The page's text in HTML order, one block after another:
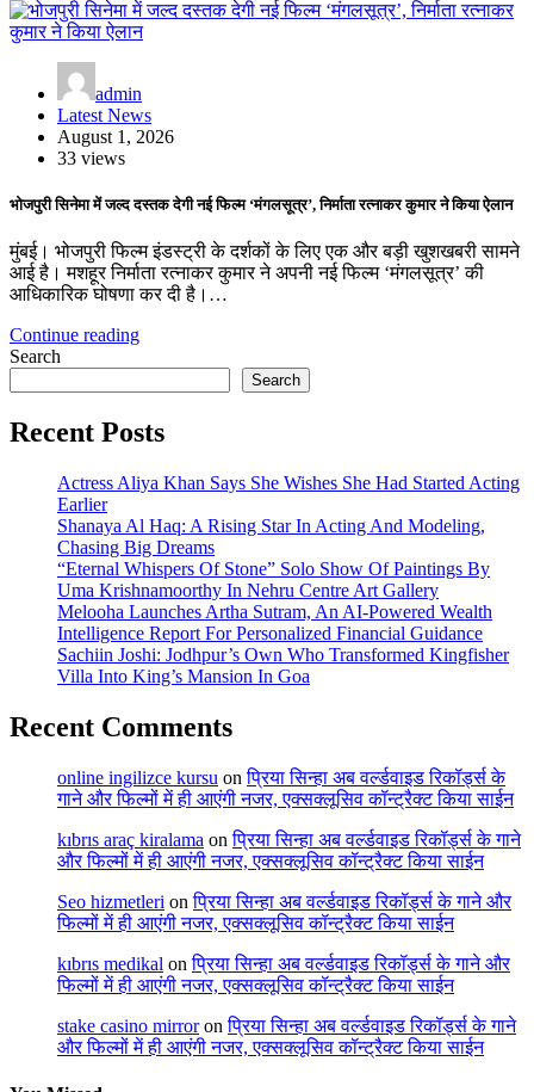
admin
Latest News
August 1, 2026
33 views
भोजपुरी सिनेमा में जल्द दस्तक देगी नई फिल्म ‘मंगलसूत्र’, निर्माता रत्नाकर कुमार ने किया ऐलान
मुंबई। भोजपुरी फिल्म इंडस्ट्री के दर्शकों के लिए एक और बड़ी खुशखबरी सामने
आई है। मशहूर निर्माता रत्नाकर कुमार ने अपनी नई फिल्म ‘मंगलसूत्र’ की
आधिकारिक घोषणा कर दी है।…
Continue reading
Search
Search
Recent Posts
Actress Aliya Khan Says She Wishes She Had Started Acting
Earlier
Shanaya Al Haq: A Rising Star In Acting And Modeling,
Chasing Big Dreams
“Eternal Whispers Of Stone” Solo Show Of Paintings By
Uma Krishnamoorthy In Nehru Centre Art Gallery
Melooha Launches Artha Sutram, An AI-Powered Wealth
Intelligence Report For Personalized Financial Guidance
Sachiin Joshi: Jodhpur’s Own Who Transformed Kingfisher
Villa Into King’s Mansion In Goa
Recent Comments
online ingilizce kursu onप्रिया सिन्हा अब वर्ल्डवाइड रिकॉर्ड्स के
गाने और फिल्मों में ही आएंगी नजर, एक्सक्लूसिव कॉन्ट्रैक्ट किया साईन
kıbrıs araç kiralama onप्रिया सिन्हा अब वर्ल्डवाइड रिकॉर्ड्स के गाने
और फिल्मों में ही आएंगी नजर, एक्सक्लूसिव कॉन्ट्रैक्ट किया साईन
Seo hizmetleri onप्रिया सिन्हा अब वर्ल्डवाइड रिकॉर्ड्स के गाने और
फिल्मों में ही आएंगी नजर, एक्सक्लूसिव कॉन्ट्रैक्ट किया साईन
kıbrıs medikal onप्रिया सिन्हा अब वर्ल्डवाइड रिकॉर्ड्स के गाने और
फिल्मों में ही आएंगी नजर, एक्सक्लूसिव कॉन्ट्रैक्ट किया साईन
stake casino mirroronप्रिया सिन्हा अब वर्ल्डवाइड रिकॉर्ड्स के गाने
और फिल्मों में ही आएंगी नजर, एक्सक्लूसिव कॉन्ट्रैक्ट किया साईन